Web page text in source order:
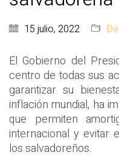
15 julio, 2022
El Gobierno del
centro de todas sus
garantizar su
inflación mundial, ha
que permiten
internacional y evitar
los salvadoreños.